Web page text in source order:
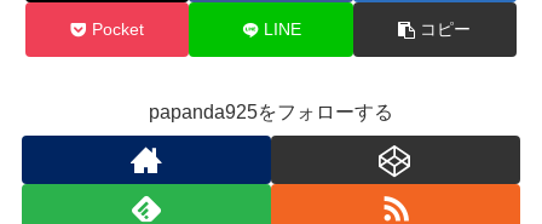
Pocket LINE コピー
papanda925をフォローする